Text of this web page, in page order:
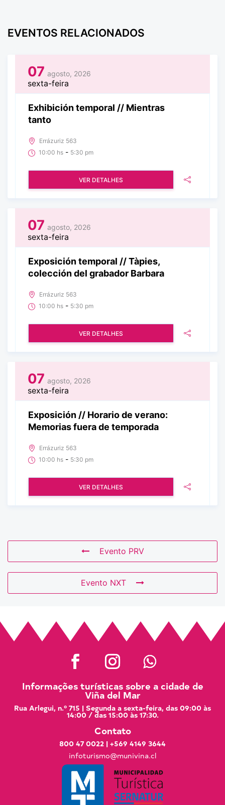
EVENTOS RELACIONADOS
07 agosto, 2026
sexta-feira
Exhibición temporal // Mientras
tanto
Errázuriz 563
10:00 hs - 5:30 pm
VER DETALHES
07 agosto, 2026
sexta-feira
Exposición temporal // Tàpies,
colección del grabador Barbara
Errázuriz 563
10:00 hs - 5:30 pm
VER DETALHES
07 agosto, 2026
sexta-feira
Exposición // Horario de verano:
Memorias fuera de temporada
Errázuriz 563
10:00 hs - 5:30 pm
VER DETALHES
Evento PRV
Evento NXT
Informações turísticas sobre a cidade de
Viña del Mar
Rua Arlegui, n.º 715 | Segunda a sexta-feira, das 09:00 às
14:00 / das 15:00 às 17:30.
Contato
800 47 0022 | +569 4149 3644
infoturismo@munivina.cl